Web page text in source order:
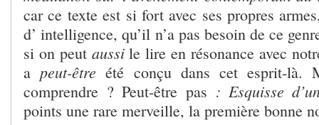
car ce texte est si fort avec ses propres
d’ intelligence, qu’il n’a pas besoin de ce
si on peut aussile lire en résonance avec
apeut-être été conçu dans cet esprit-là.
comprendre ? Peut-être pas : Esquisse
points une rare merveille, la première bonne